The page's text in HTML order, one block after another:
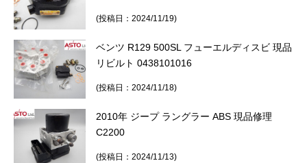
(投稿日：2024/11/19)
ベンツ R129 500SL フューエルディスビ 現品
リビルト 0438101016
(投稿日：2024/11/18)
2010年 ジープ ラングラー ABS 現品修理
C2200
(投稿日：2024/11/13)